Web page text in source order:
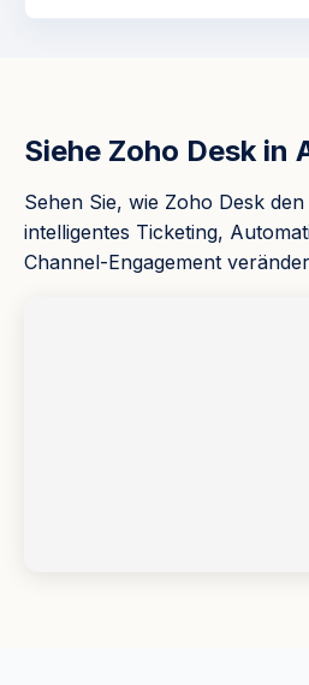
Siehe Zoho Desk in
Sehen Sie, wie Zoho Desk
intelligentes Ticketing,
Channel-Engagement